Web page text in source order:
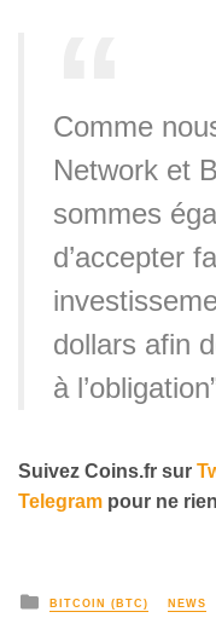
Comme
Network et
sommes
d’accepter
dollars afin
à
Suivez Coins.fr sur
Telegram pour ne
BITCOIN (BTC) NEWS